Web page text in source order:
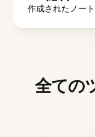
作成されたノー
全ての